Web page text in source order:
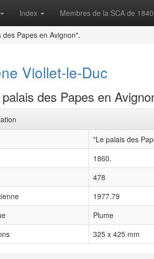
Index Membres de la SCA de
Papes en Avignon".
Viollet-le-Duc
des Papes en
"Le palais des
1860.
478
1977.79
Plume
325 x 425 mm